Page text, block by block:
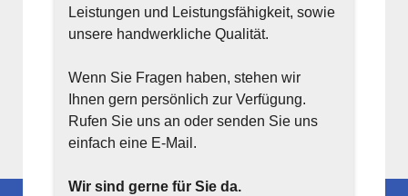
Leistungen und Leistungsfähigkeit, sowie
unsere handwerkliche Qualität.
Wenn Sie Fragen haben, stehen wir
Ihnen gern persönlich zur Verfügung.
Rufen Sie uns an oder senden Sie uns
einfach eine E-Mail.
Wir sind gerne für Sie da.